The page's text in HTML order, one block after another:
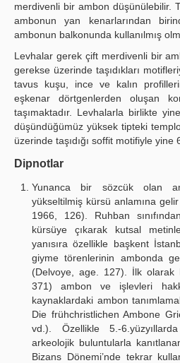
merdivenli bir ambon düşünülebilir.
ambonun yan kenarlarından
ambonun balkonunda kullanılmış
Levhalar gerek çift merdivenli bir
gerekse üzerinde taşıdıkları
tavus kuşu, ince ve kalın
eşkenar dörtgenlerden oluşan
taşımaktadır. Levhalarla birlikte
düşündüğümüz yüksek tipteki
üzerinde taşıdığı soffit motifiyle yine
Dipnotlar
Yunanca bir sözcük olan
yükseltilmiş kürsü anlamına
1966, 126). Ruhban
kürsüye çıkarak kutsal
yanısıra özellikle başkent
giyme törenlerinin ambonda
(Delvoye, age. 127). İlk olarak
371) ambon ve işlevleri
kaynaklardaki ambon
Die frühchristlichen Ambone
vd.). Özellikle 5.-
arkeolojik buluntularla
Bizans Dönemi’nde tekrar